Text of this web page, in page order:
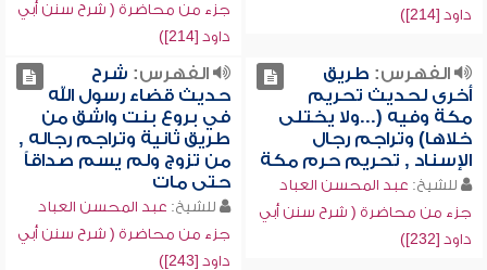
داود [214])
جزء من محاضرة ( شرح سنن أبي
داود [214])
الفهرس: طريق
أخرى لحديث تحريم
مكة وفيه (...ولا يختلى
خلاها) وتراجم رجال
الإسناد , تحريم حرم مكة
للشيخ: عبد المحسن العباد
جزء من محاضرة ( شرح سنن أبي
داود [232])
الفهرس: شرح
حديث قضاء رسول الله
في بروع بنت واشق من
طريق ثانية وتراجم رجاله ,
من تزوج ولم يسم صداقاً
حتى مات
للشيخ: عبد المحسن العباد
جزء من محاضرة ( شرح سنن أبي
داود [243])